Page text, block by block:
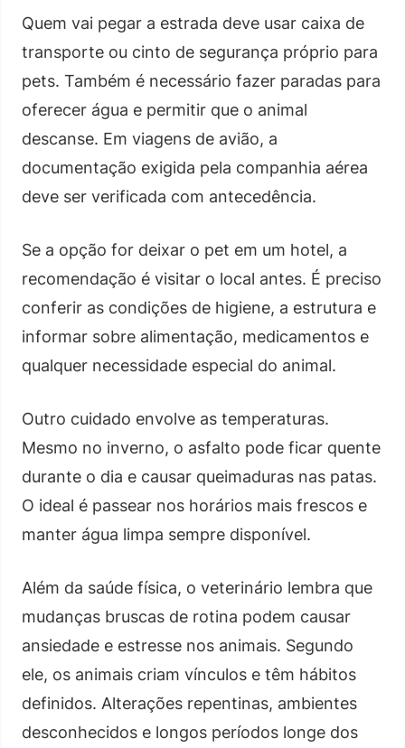
Quem vai pegar a estrada deve usar caixa de
transporte ou cinto de segurança próprio para
pets. Também é necessário fazer paradas para
oferecer água e permitir que o animal
descanse. Em viagens de avião, a
documentação exigida pela companhia aérea
deve ser verificada com antecedência.
Se a opção for deixar o pet em um hotel, a
recomendação é visitar o local antes. É preciso
conferir as condições de higiene, a estrutura e
informar sobre alimentação, medicamentos e
qualquer necessidade especial do animal.
Outro cuidado envolve as temperaturas.
Mesmo no inverno, o asfalto pode ficar quente
durante o dia e causar queimaduras nas patas.
O ideal é passear nos horários mais frescos e
manter água limpa sempre disponível.
Além da saúde física, o veterinário lembra que
mudanças bruscas de rotina podem causar
ansiedade e estresse nos animais. Segundo
ele, os animais criam vínculos e têm hábitos
definidos. Alterações repentinas, ambientes
desconhecidos e longos períodos longe dos